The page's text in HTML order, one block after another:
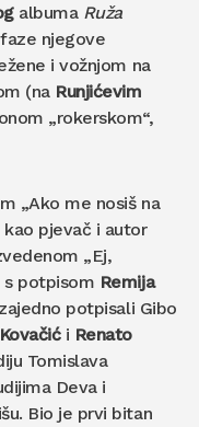
albuma Ruža
njegove
i vožnjom na
(na Runjićevim
„rokerskom“,
„Ako me nosiš na
kao pjevač i autor
„Ej,
s potpisom Remija
potpisali Gibo
i Renato
Tomislava
Deva i
Bio je prvi bitan